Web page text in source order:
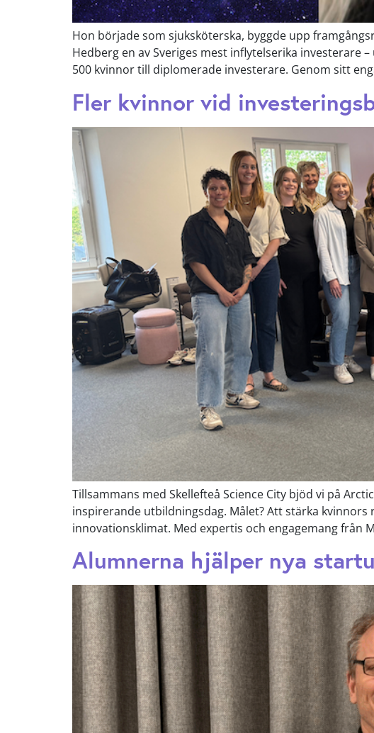
Hon började som sjuksköterska, byggde upp
Hedberg en av Sveriges mest inflytelserika investerare
500 kvinnor till diplomerade investerare. Genom sitt
Fler kvinnor vid
Tillsammans med Skellefteå Science City bjöd vi på
inspirerande utbildningsdag. Målet? Att stärka
innovationsklimat. Med expertis och engagemang från
Alumnerna hjälper nya